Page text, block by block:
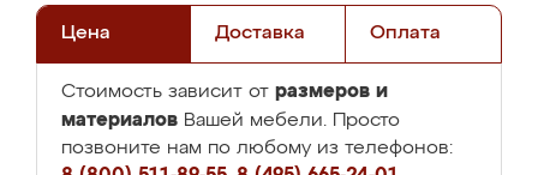
Цена Доставка Оплата
Стоимость зависит от размеров и
материалов Вашей мебели. Просто
позвоните нам по любому из телефонов: